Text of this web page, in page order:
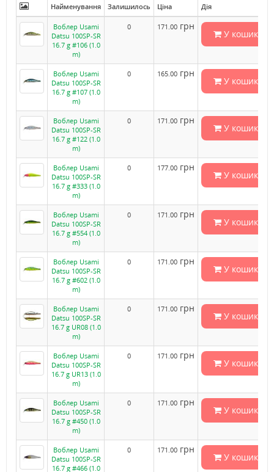
Найменування Залишилось Ціна Дія
Воблер Usami
Datsu 100SP-SR
16.7 g #106 (1.0
m)
0 171.00 грн
У кошик
Воблер Usami
Datsu 100SP-SR
16.7 g #107 (1.0
m)
0 165.00 грн
У кошик
Воблер Usami
Datsu 100SP-SR
16.7 g #122 (1.0
m)
0 171.00 грн
У кошик
Воблер Usami
Datsu 100SP-SR
16.7 g #333 (1.0
m)
0 177.00 грн
У кошик
Воблер Usami
Datsu 100SP-SR
16.7 g #554 (1.0
m)
0 171.00 грн
У кошик
Воблер Usami
Datsu 100SP-SR
16.7 g #602 (1.0
m)
0 171.00 грн
У кошик
Воблер Usami
Datsu 100SP-SR
16.7 g UR08 (1.0
m)
0 171.00 грн
У кошик
Воблер Usami
Datsu 100SP-SR
16.7 g UR13 (1.0
m)
0 171.00 грн
У кошик
Воблер Usami
Datsu 100SP-SR
16.7 g #450 (1.0
m)
0 171.00 грн
У кошик
Воблер Usami
Datsu 100SP-SR
16.7 g #466 (1.0
0 171.00 грн
У кошик